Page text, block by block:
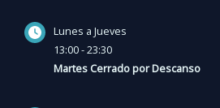
Lunes a Jueves
13:00 - 23:30
Martes Cerrado por Descanso